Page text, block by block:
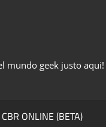
mundo geek justo aqui!
ONLINE (BETA)